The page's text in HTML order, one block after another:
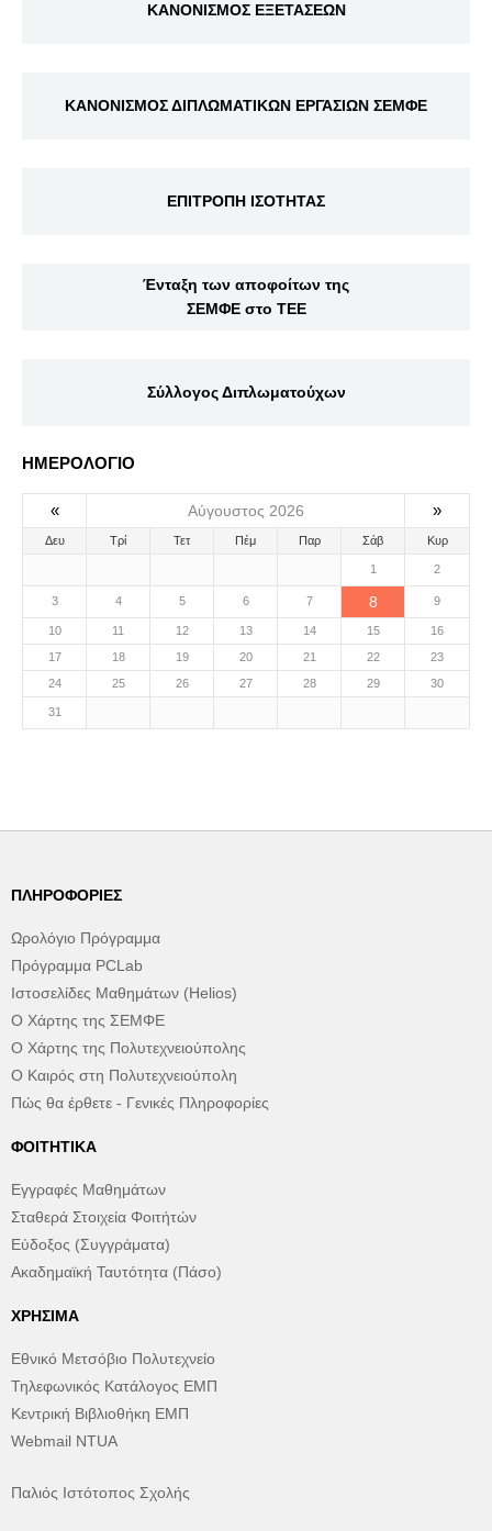
ΚΑΝΟΝΙΣΜΟΣ ΕΞΕΤΑΣΕΩΝ
ΚΑΝΟΝΙΣΜΟΣ ΔΙΠΛΩΜΑΤΙΚΩΝ ΕΡΓΑΣΙΩΝ ΣΕΜΦΕ
ΕΠΙΤΡΟΠΗ ΙΣΟΤΗΤΑΣ
Ένταξη των αποφοίτων της
ΣΕΜΦΕ στο ΤΕΕ
Σύλλογος Διπλωματούχων
ΗΜΕΡΟΛΟΓΙΟ
« Αύγουστος 2026 »
Δευ Τρί Τετ Πέμ Παρ Σάβ Κυρ
1 2
3 4 5 6 7 8 9
10 11 12 13 14 15
16
17
18 19 20 21 22
23
24
25 26 27 28 29 30
31
ΠΛΗΡΟΦΟΡΊΕΣ
Ωρολόγιο Πρόγραμμα
Πρόγραμμα PCLab
Ιστοσελίδες Μαθημάτων (Helios)
Ο Χάρτης της ΣΕΜΦΕ
Ο Χάρτης της Πολυτεχνειούπολης
Ο Καιρός στη Πολυτεχνειούπολη
Πώς θα έρθετε - Γενικές Πληροφορίες
ΦΟΙΤΗΤΙΚΆ
Εγγραφές Μαθημάτων
Σταθερά Στοιχεία Φοιτήτών
Εύδοξος (Συγγράματα)
Ακαδημαϊκή Ταυτότητα (Πάσο)
ΧΡΉΣΙΜΑ
Εθνικό Μετσόβιο Πολυτεχνείο
Τηλεφωνικός Κατάλογος ΕΜΠ
Κεντρική Βιβλιοθήκη ΕΜΠ
Webmail NTUA
Παλιός Ιστότοπος Σχολής